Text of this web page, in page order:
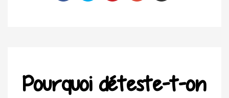
Pourquoi déteste-t-on